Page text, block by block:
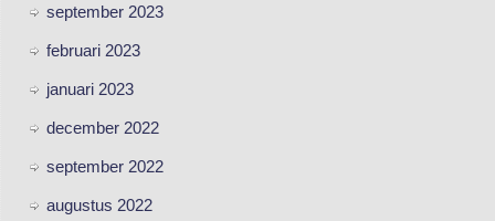
september 2023
februari 2023
januari 2023
december 2022
september 2022
augustus 2022